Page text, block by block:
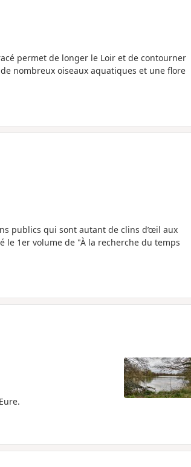
permet de longer le Loir et de contourner
nombreux oiseaux aquatiques et une flore
publics qui sont autant de clins d’œil aux
le 1er volume de "À la recherche du temps